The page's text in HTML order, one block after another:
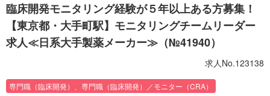
臨床開発モニタリング経験が５年以上ある方募集！
【東京都・大手町駅】モニタリングチームリーダー
求人≪日系大手製薬メーカー≫（№41940）
求人No.123138
専門職（臨床開発）、専門職（臨床開発）／モニター（CRA）